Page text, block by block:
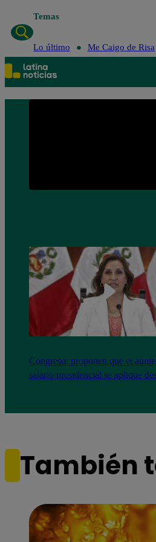
Temas
Lo último Me Caigo de Risa
Congreso: proponen que el
salario presidencial se aplique
También